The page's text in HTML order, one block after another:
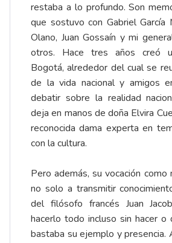
restaba a lo profundo. Son
que sostuvo con Gabriel García
Olano, Juan Gossaín y mi
otros. Hace tres años creó
Bogotá, alrededor del cual se
de la vida nacional y amigos
debatir sobre la realidad
deja en manos de doña Elvira
reconocida dama experta en
con la cultura.
Pero además, su vocación
no solo a transmitir
del filósofo francés Juan
hacerlo todo incluso sin hacer o
bastaba su ejemplo y presencia.